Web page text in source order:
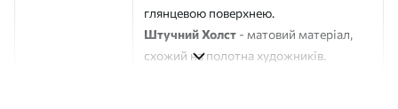
глянцевою поверхнею.
Штучний Холст - матовий матеріал,
схожий на полотна художників.